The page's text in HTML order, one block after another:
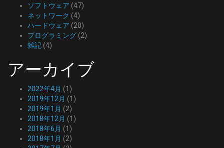
ソフトウェア (47)
ネットワーク (4)
ハードウェア (20)
プログラミング (2)
雑記 (4)
アーカイブ
2022年4月 (1)
2019年12月 (1)
2019年1月 (2)
2018年12月 (1)
2018年6月 (1)
2018年1月 (2)